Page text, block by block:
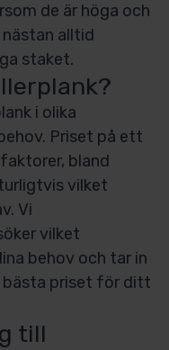
de är höga och
alltid
staket.
i olika
Priset på ett
bland
vilket
Vi
vilket
behov och tar in
priset för ditt
till